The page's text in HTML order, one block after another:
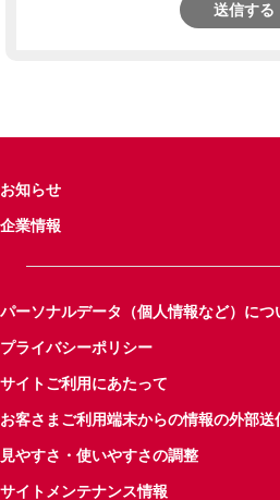
送信する
お知らせ
企業情報
パーソナルデータ（個人情報など）につ
プライバシーポリシー
サイトご利用にあたって
お客さまご利用端末からの情報の外部送
見やすさ・使いやすさの調整
サイトメンテナンス情報